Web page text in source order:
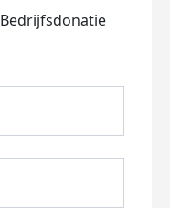
Bedrijfsdonatie